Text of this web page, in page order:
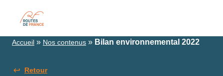
Accueil » Nos contenus » Bilan environnemental 2022
Retour